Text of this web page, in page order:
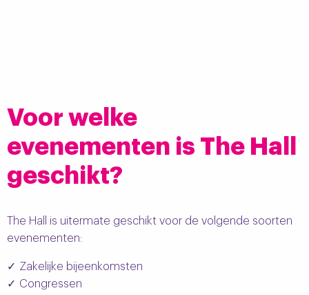
Voor welke
evenementen is The Hall
geschikt?
The Hall is uitermate geschikt voor de volgende soorten
evenementen:
Zakelijke bijeenkomsten
Congressen